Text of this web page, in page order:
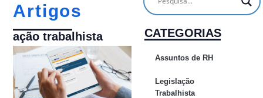
Artigos
ação trabalhista CATEGORIAS
Assuntos de RH
Legislação
Trabalhista